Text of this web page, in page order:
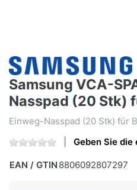
Samsung VCA-
Nasspad (20 Stk)
Einweg-Nasspad (20 Stk) für
Geben Sie
EAN / GTIN 8806092807297